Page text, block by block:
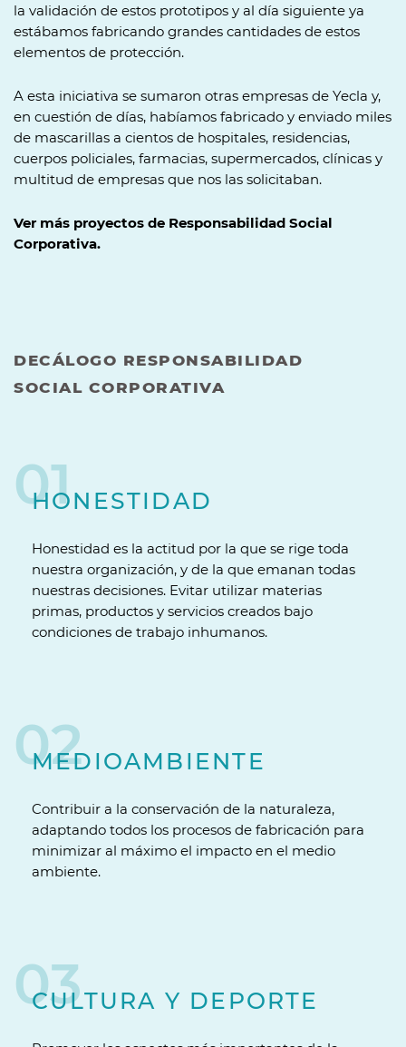
la validación de estos prototipos y al día siguiente ya
estábamos fabricando grandes cantidades de estos
elementos de protección.
A esta iniciativa se sumaron otras empresas de Yecla y,
en cuestión de días, habíamos fabricado y enviado miles
de mascarillas a cientos de hospitales, residencias,
cuerpos policiales, farmacias, supermercados, clínicas y
multitud de empresas que nos las solicitaban.
Ver más proyectos de Responsabilidad Social
Corporativa.
DECÁLOGO RESPONSABILIDAD
SOCIAL CORPORATIVA
01
HONESTIDAD
Honestidad es la actitud por la que se rige toda
nuestra organización, y de la que emanan todas
nuestras decisiones. Evitar utilizar materias
primas, productos y servicios creados bajo
condiciones de trabajo inhumanos.
02
MEDIOAMBIENTE
Contribuir a la conservación de la naturaleza,
adaptando todos los procesos de fabricación para
minimizar al máximo el impacto en el medio
ambiente.
03
CULTURA Y DEPORTE